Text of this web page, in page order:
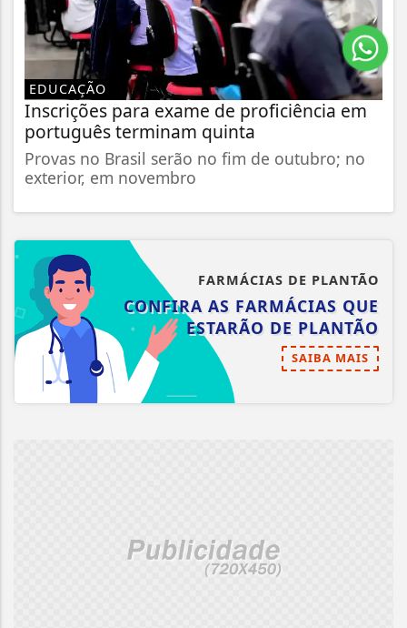
EDUCAÇÃO
Inscrições para exame de proficiência em
português terminam quinta
Provas no Brasil serão no fim de outubro; no
exterior, em novembro
FARMÁCIAS DE PLANTÃO
CONFIRA AS FARMÁCIAS QUE
ESTARÃO DE PLANTÃO
SAIBA MAIS